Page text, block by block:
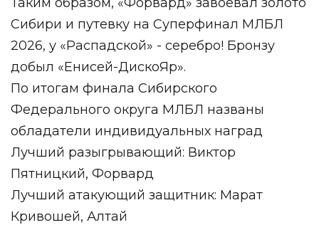
Сибири и путевку на Суперфинал МЛБЛ
2026, у «Распадской» - серебро! Бронзу
добыл «Енисей-ДискоЯр».
По итогам финала Сибирского
Федерального округа МЛБЛ названы
обладатели индивидуальных наград
Лучший разыгрывающий: Виктор
Пятницкий, Форвард
Лучший атакующий защитник: Марат
Кривошей, Алтай